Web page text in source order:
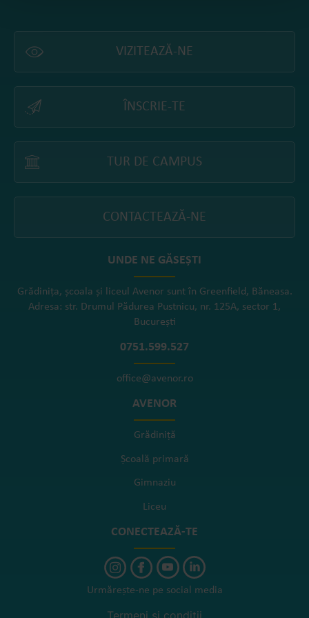
VIZITEAZĂ-NE
ÎNSCRIE-TE
TUR DE CAMPUS
CONTACTEAZĂ-NE
UNDE NE GĂSEȘTI
Grădinița, școala și liceul Avenor sunt în Greenfield, Băneasa.
Adresa: str. Drumul Pădurea Pustnicu, nr. 125A, sector 1,
București
0751.599.527
office@avenor.ro
AVENOR
Grădiniță
Școală primară
Gimnaziu
Liceu
CONECTEAZĂ-TE
Urmărește-ne pe social media
Termeni și condiții